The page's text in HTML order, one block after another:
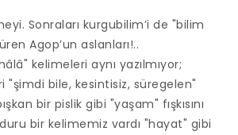
Sonraları kurgubilim’i de "bilim
Agop’un aslanları!..
kelimeleri aynı yazılmıyor;
"şimdi bile, kesintisiz, süregelen"
bir pislik gibi "yaşam" fışkısını
bir kelimemiz vardı "hayat" gibi